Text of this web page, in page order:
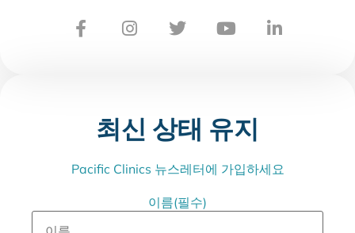
최신 상태 유지
Pacific Clinics 뉴스레터에 가입하세요
이름(필수)